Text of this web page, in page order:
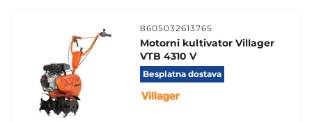
8605032613765
Motorni kultivator Villager
VTB 4310 V
Besplatna dostava